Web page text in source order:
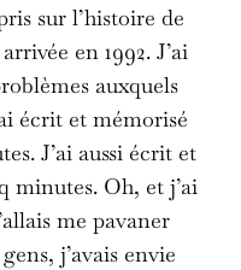
sur l’histoire de
en 1992. J’ai
auxquels
écrit et mémorisé
J’ai aussi écrit et
minutes. Oh, et j’ai
me pavaner
j’avais envie